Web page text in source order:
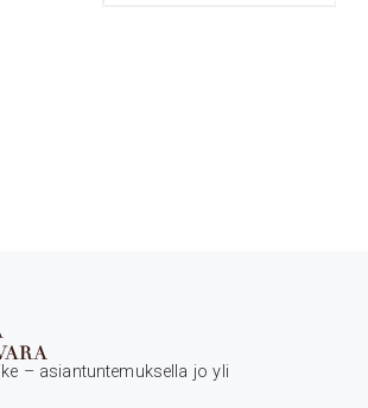
– asiantuntemuksella jo yli